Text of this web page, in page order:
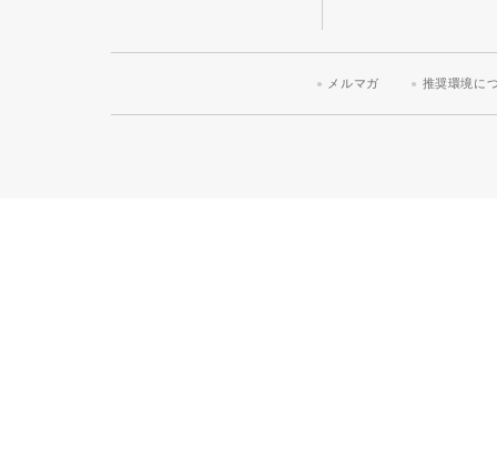
メルマガ 推奨環境に